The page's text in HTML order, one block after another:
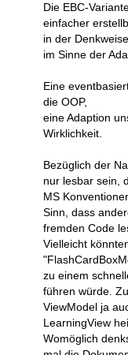
Die EBC-
einfacher
in der
im Sinne der
Eine
die OOP,
eine Adaption
Wirklichkeit.
Bezüglich der
nur lesbar sein,
MS
Sinn, dass
fremden Code
Vielleicht
zu einem
führen würde.
ViewModel ja
LearningView
Womöglich